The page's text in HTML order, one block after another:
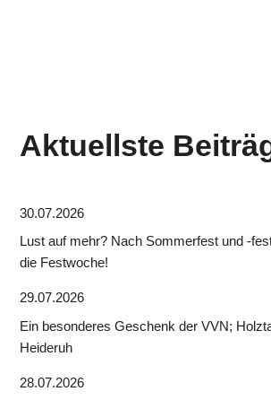
Aktuellste
30.07.2026
Lust auf mehr? Nach Sommerfest und -
die Festwoche!
29.07.2026
Ein besonderes Geschenk der VVN;
Heideruh
28.07.2026